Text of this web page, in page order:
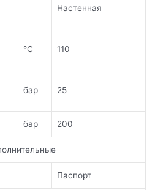
Настенная
°С 110
бар 25
бар 200
Паспорт